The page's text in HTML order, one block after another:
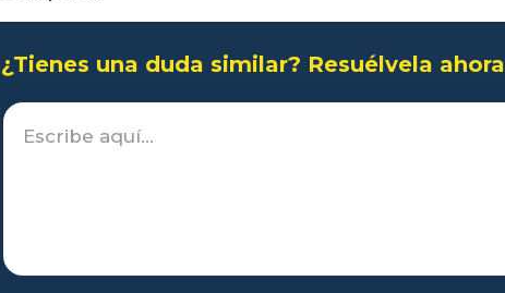
¿Tienes una duda similar? Resuélvela ahora